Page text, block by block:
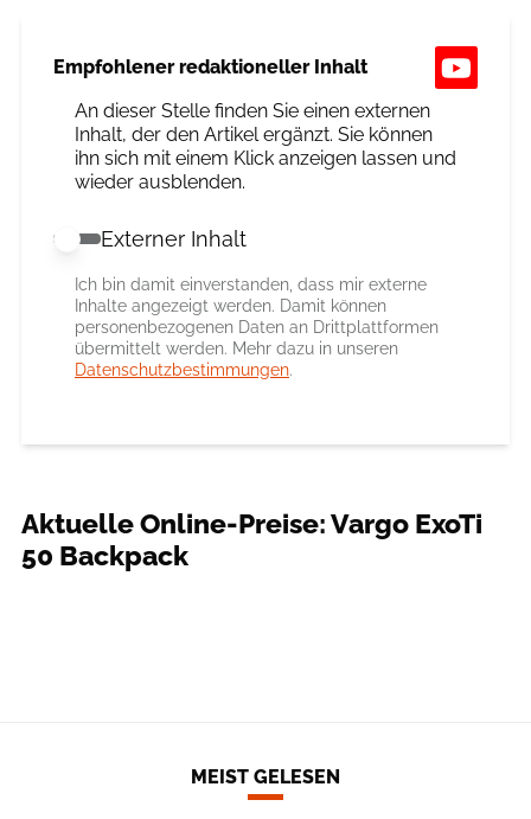
Empfohlener redaktioneller Inhalt
An dieser Stelle finden Sie einen externen
Inhalt, der den Artikel ergänzt. Sie können
ihn sich mit einem Klick anzeigen lassen und
wieder ausblenden.
Externer Inhalt erlauben
Externer Inhalt
Ich bin damit einverstanden, dass mir externe
Inhalte angezeigt werden. Damit können
personenbezogenen Daten an Drittplattformen
übermittelt werden. Mehr dazu in unseren
Datenschutzbestimmungen.
Aktuelle Online-Preise: Vargo ExoTi
50 Backpack
MEIST GELESEN